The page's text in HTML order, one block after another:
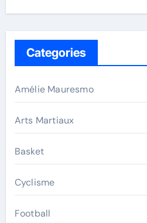
Categories
Amélie Mauresmo
Arts Martiaux
Basket
Cyclisme
Football